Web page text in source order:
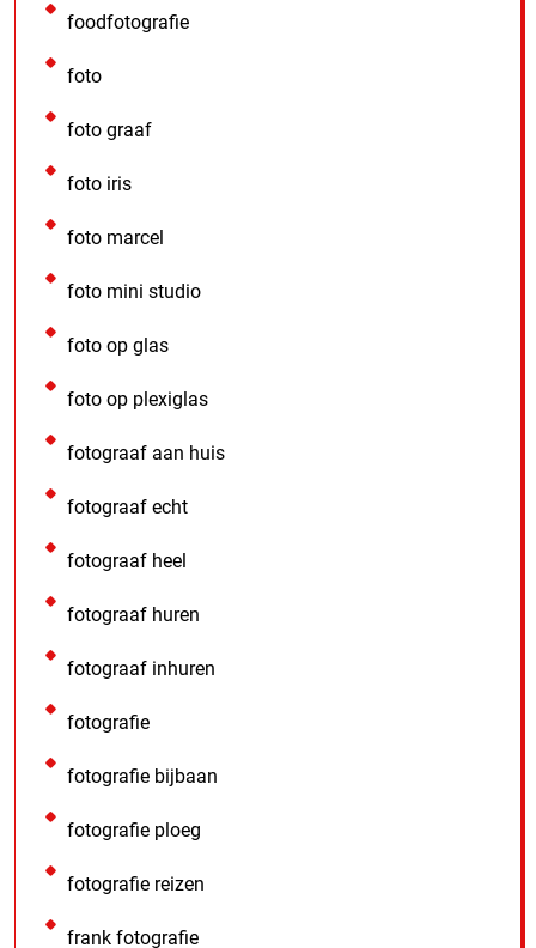
foodfotografie
foto
foto graaf
foto iris
foto marcel
foto mini studio
foto op glas
foto op plexiglas
fotograaf aan huis
fotograaf echt
fotograaf heel
fotograaf huren
fotograaf inhuren
fotografie
fotografie bijbaan
fotografie ploeg
fotografie reizen
frank fotografie